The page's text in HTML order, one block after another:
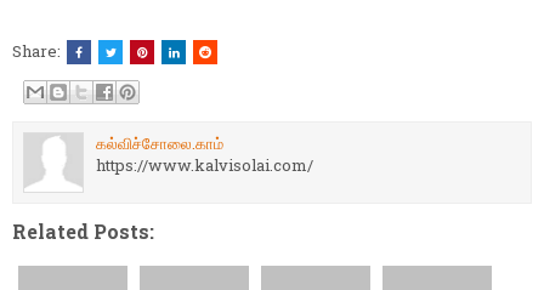
Share:
கல்விச்சோலை.காம்
https://www.kalvisolai.com/
Related Posts: